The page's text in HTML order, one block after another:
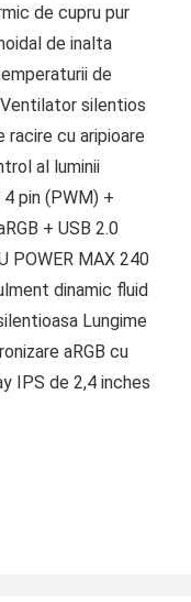
de cupru pur
de inalta
de
silentios
racire cu aripioare
al luminii
pin (PWM) +
+ USB 2.0
POWER MAX 240
dinamic fluid
Lungime
aRGB cu
IPS de 2,4 inches